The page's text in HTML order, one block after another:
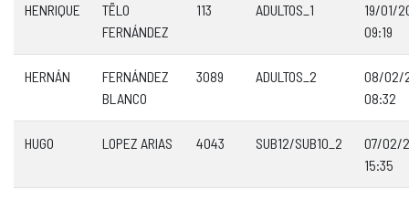
HENRIQUE
TËLO
FERNÁNDEZ
113 ADULTOS_1
19/01/
09:19
HERNÁN
FERNÁNDEZ
BLANCO
3089 ADULTOS_2
08/02/
08:32
HUGO LOPEZ ARIAS 4043 SUB12/SUB10_2
07/02/
15:35